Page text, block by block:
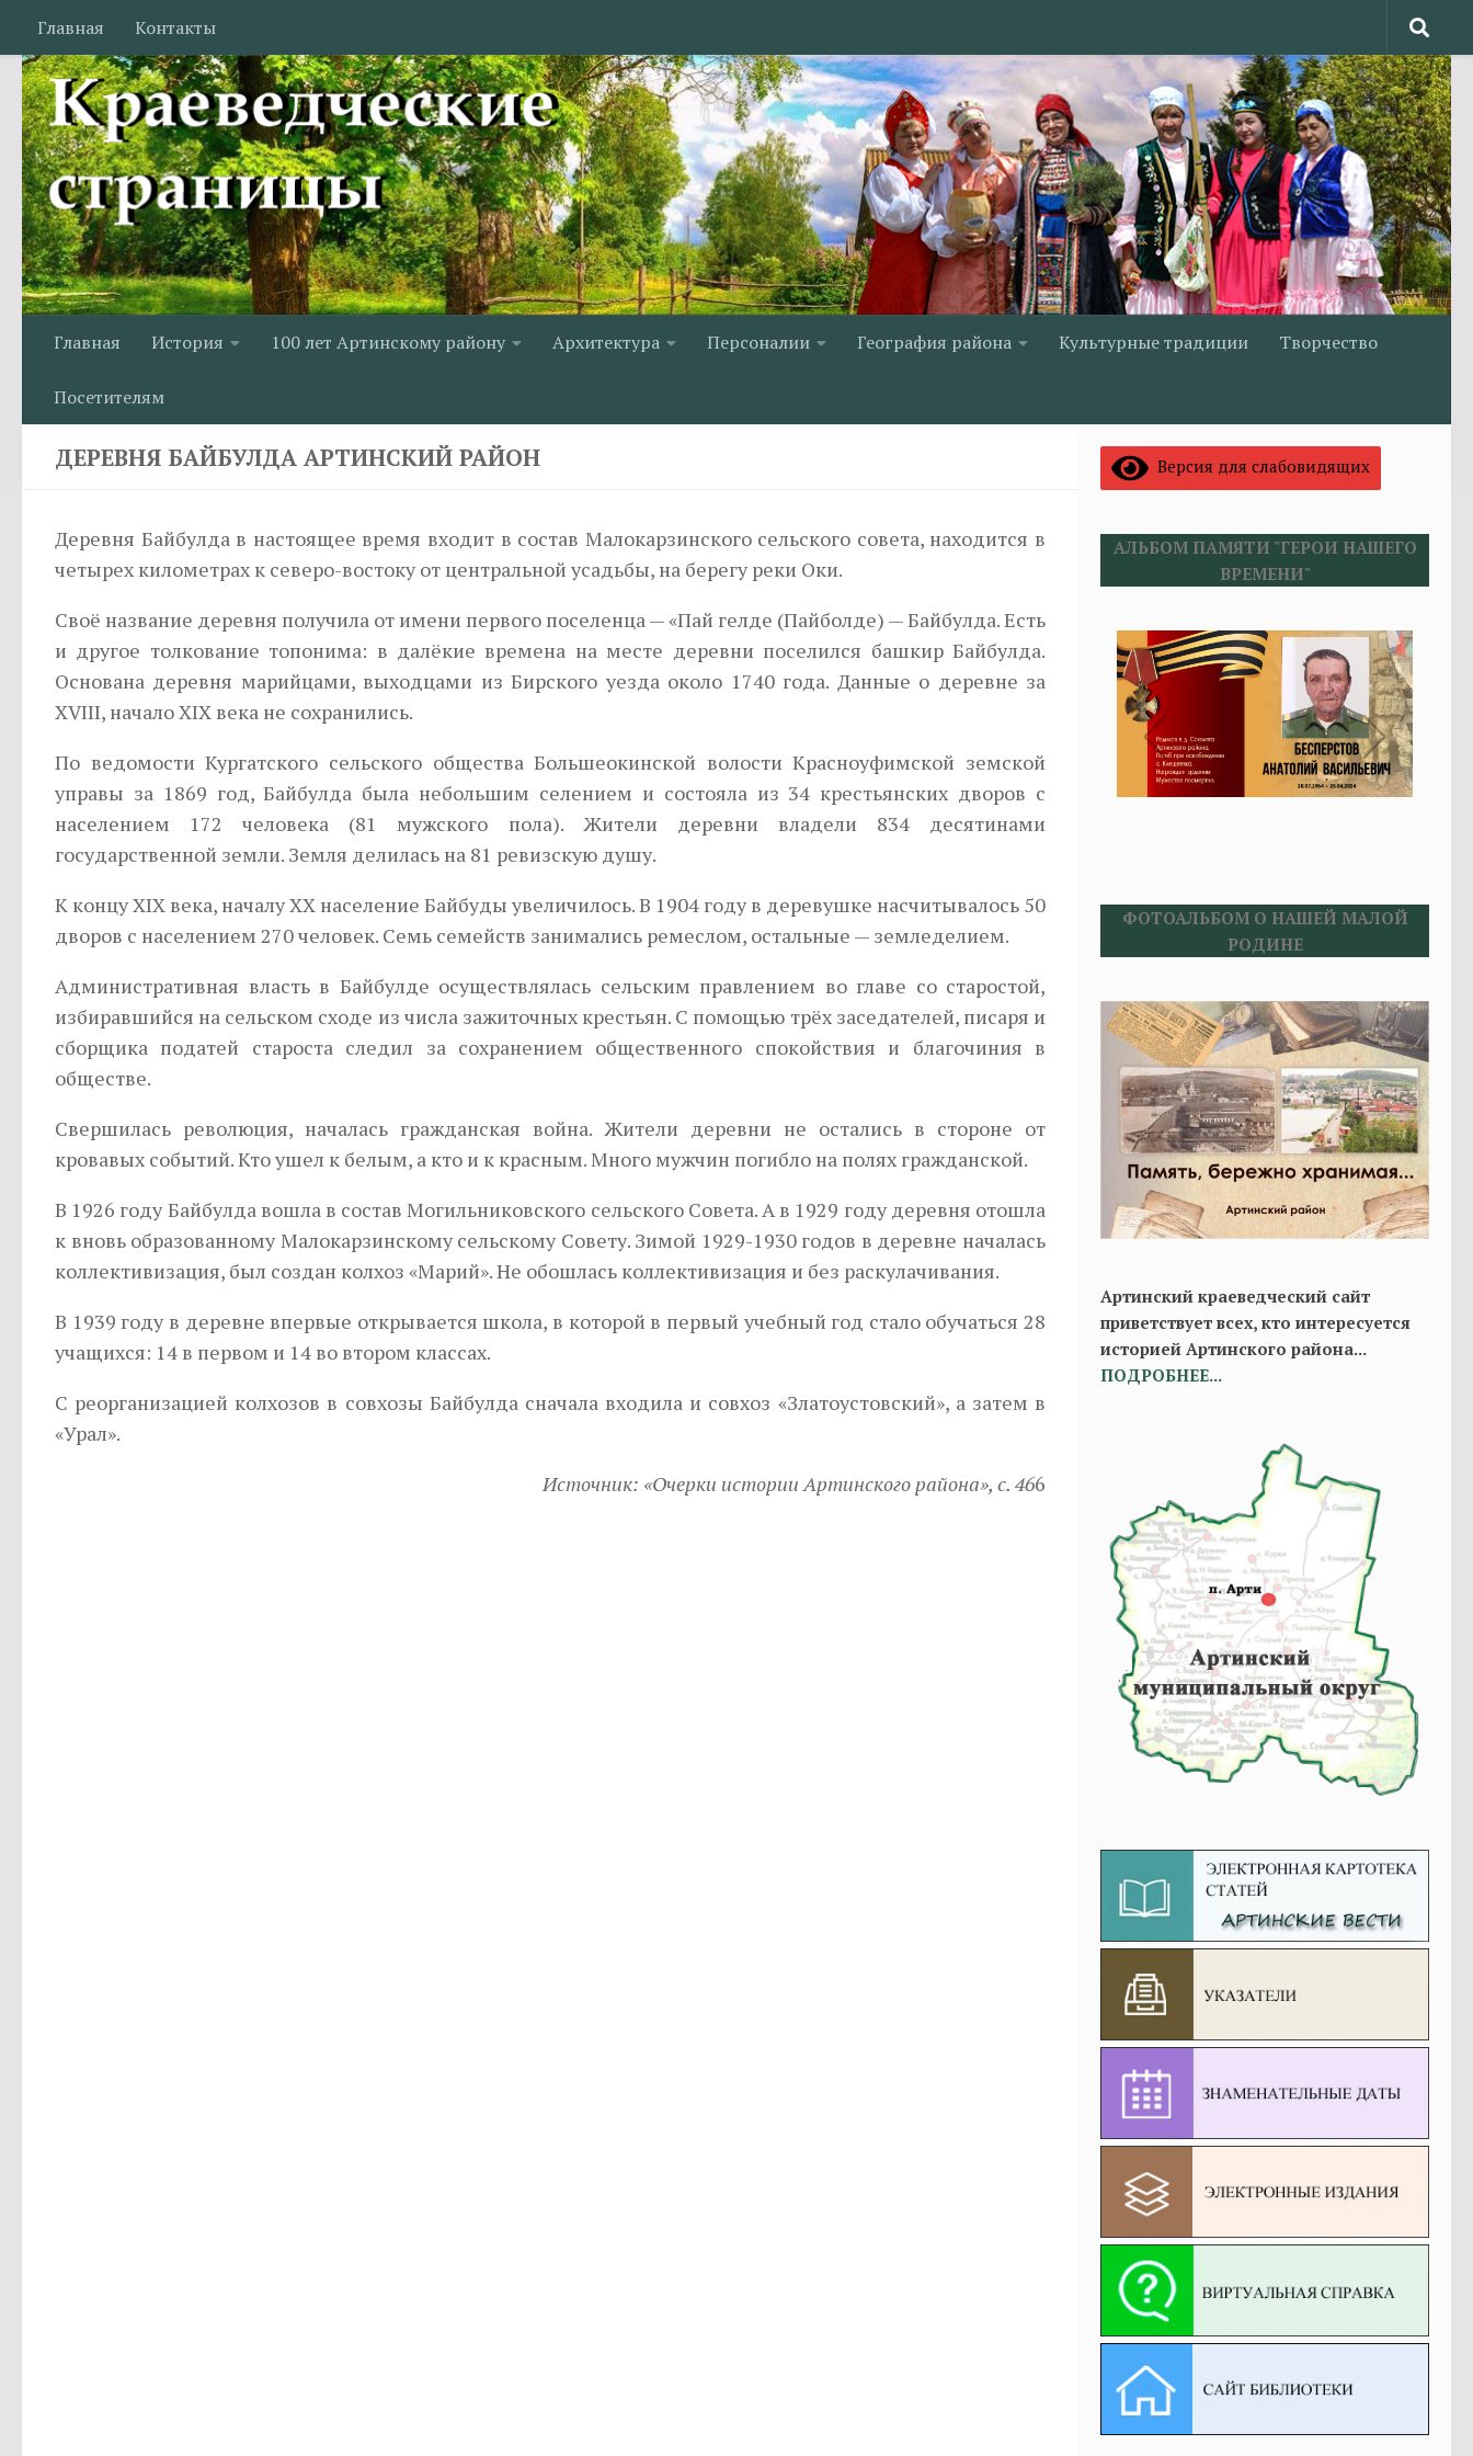
Перейти к содержимому
Главная Контакты
Главная История 100 лет Артинскому району Архитектура Персоналии География района Культурные традиции Творчество
Посетителям
ДЕРЕВНЯ БАЙБУЛДА АРТИНСКИЙ РАЙОН
Деревня Байбулда в настоящее время входит в состав Малокарзинского сельского совета, находится в
четырех километрах к северо-востоку от центральной усадьбы, на берегу реки Оки.
Своё название деревня получила от имени первого поселенца — «Пай гелде (Пайболде) — Байбулда. Есть
и другое толкование топонима: в далёкие времена на месте деревни поселился башкир Байбулда.
Основана деревня марийцами, выходцами из Бирского уезда около 1740 года. Данные о деревне за
XVIII, начало XIX века не сохранились.
По ведомости Кургатского сельского общества Большеокинской волости Красноуфимской земской
управы за 1869 год, Байбулда была не­большим селением и состояла из 34 крестьянских дворов с
населением 172 человека (81 мужского пола). Жители деревни владели 834 десятинами
государственной земли. Земля делилась на 81 ревизскую душу.
К концу XIX века, началу XX население Байбуды увеличилось. В 1904 году в деревушке насчитывалось 50
дворов с населением 270 человек. Семь семейств занимались ремеслом, остальные — земледелием.
Административная власть в Байбулде осуществлялась сельским правлением во главе со старостой,
избиравшийся на сельском сходе из чис­ла зажиточных крестьян. С помощью трёх заседателей, писаря и
сборщика податей староста следил за сохранением общественного спокойствия и благочиния в
обществе.
Свершилась революция, началась гражданская война. Жители дерев­ни не остались в стороне от
кровавых событий. Кто ушел к белым, а кто и к красным. Много мужчин погибло на полях гражданской.
В 1926 году Байбулда вошла в состав Могильниковского сельского Совета. А в 1929 году деревня отошла
к вновь образованному Малокарзинскому сельскому Совету. Зимой 1929-1930 годов в деревне началась
коллективизация, был создан колхоз «Марий». Не обошлась коллективизация и без раскулачивания.
В 1939 году в деревне впервые открывается школа, в которой в первый учебный год стало обучаться 28
учащихся: 14 в первом и 14 во втором классах.
С реорганизацией колхозов в совхозы Байбулда сначала входила и совхоз «Златоустовский», а затем в
«Урал».
Источник: «Очерки истории Артинского района», с. 466
Версия для слабовидящих
АЛЬБОМ ПАМЯТИ "ГЕРОИ НАШЕГО
ВРЕМЕНИ"
ФОТОАЛЬБОМ О НАШЕЙ МАЛОЙ
РОДИНЕ
Артинский краеведческий сайт
приветствует всех, кто интересуется
историей Артинского района...
ПОДРОБНЕЕ...